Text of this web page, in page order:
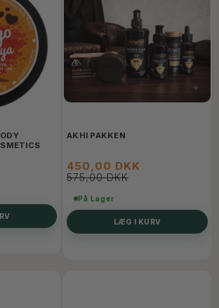
AKHI PAKKEN
450,00 DKK
575,00 DKK
På Lager
LÆG I KURV